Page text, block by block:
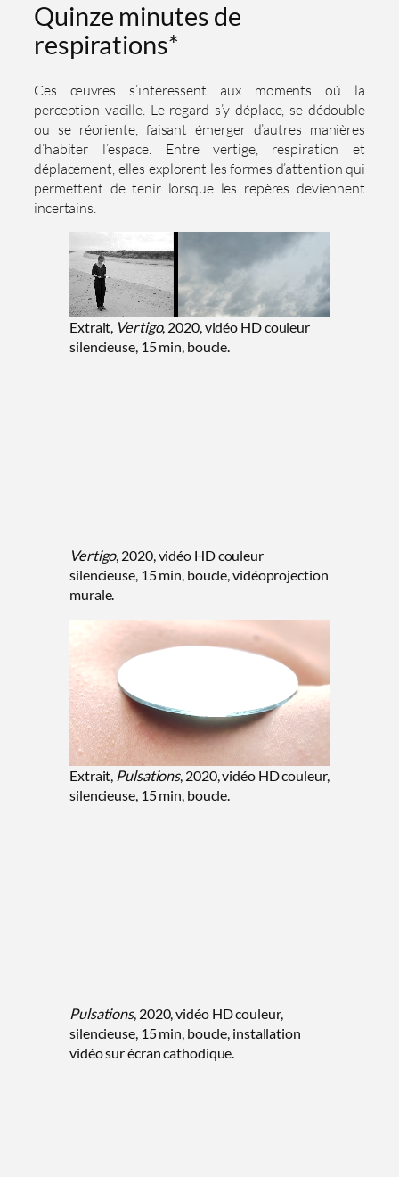
Quinze minutes de
respirations*
Ces œuvres s’intéressent aux moments où la
perception vacille. Le regard s’y déplace, se dédouble
ou se réoriente, faisant émerger d’autres manières
d’habiter l’espace. Entre vertige, respiration et
déplacement, elles explorent les formes d’attention qui
permettent de tenir lorsque les repères deviennent
incertains.
Extrait, Vertigo, 2020, vidéo HD couleur
silencieuse, 15 min, boucle.
Vertigo, 2020, vidéo HD couleur
silencieuse, 15 min, boucle, vidéoprojection
murale.
Extrait, Pulsations, 2020, vidéo HD couleur,
silencieuse, 15 min, boucle.
Pulsations, 2020, vidéo HD couleur,
silencieuse, 15 min, boucle, installation
vidéo sur écran cathodique.